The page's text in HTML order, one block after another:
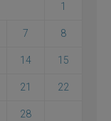
1
7 8
14 15
21 22
28